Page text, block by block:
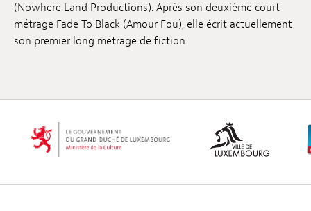
Emplois
Soumissions
(Nowhere Land Productions). Après son deuxième court
métrage Fade To Black (Amour Fou), elle écrit actuellement
son premier long métrage de fiction.